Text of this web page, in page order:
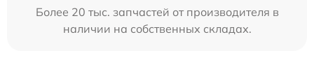
Более 20 тыс. запчастей от производителя в
наличии на собственных складах.